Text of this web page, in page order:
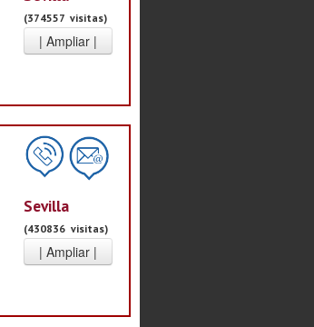
(374557 visitas)
Sevilla
(430836 visitas)